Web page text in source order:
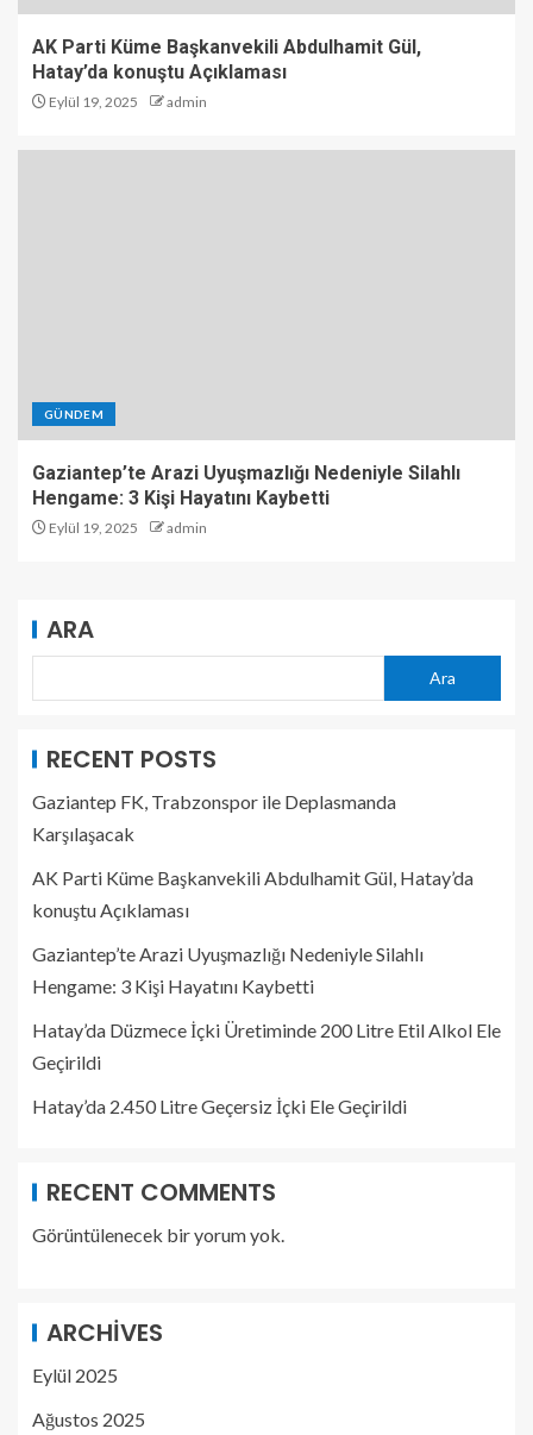
AK Parti Küme Başkanvekili Abdulhamit Gül,
Hatay’da konuştu Açıklaması
Eylül 19, 2025 admin
GÜNDEM
Gaziantep’te Arazi Uyuşmazlığı Nedeniyle Silahlı
Hengame: 3 Kişi Hayatını Kaybetti
Eylül 19, 2025 admin
ARA
Ara
RECENT POSTS
Gaziantep FK, Trabzonspor ile Deplasmanda
Karşılaşacak
AK Parti Küme Başkanvekili Abdulhamit Gül, Hatay’da
konuştu Açıklaması
Gaziantep’te Arazi Uyuşmazlığı Nedeniyle Silahlı
Hengame: 3 Kişi Hayatını Kaybetti
Hatay’da Düzmece İçki Üretiminde 200 Litre Etil Alkol Ele
Geçirildi
Hatay’da 2.450 Litre Geçersiz İçki Ele Geçirildi
RECENT COMMENTS
Görüntülenecek bir yorum yok.
ARCHIVES
Eylül 2025
Ağustos 2025